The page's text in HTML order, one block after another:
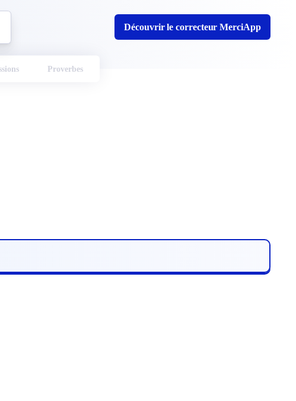
Découvrir le correcteur MerciApp
Proverbes